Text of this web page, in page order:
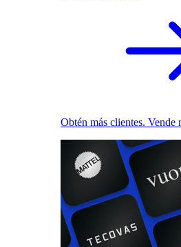
Obtén más clientes. Vende